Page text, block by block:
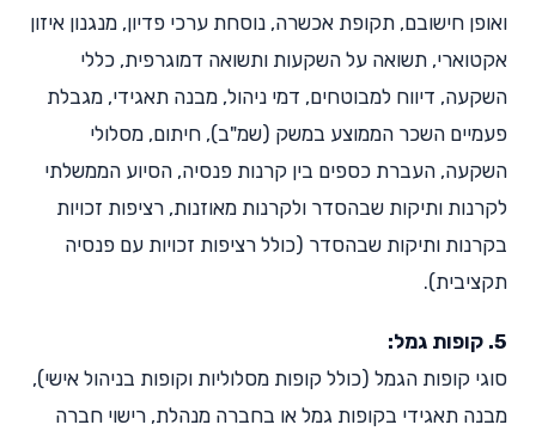
ואופן חישובם, תקופת אכשרה, נוסחת ערכי פדיון, מנגנון איזון
אקטוארי, תשואה על השקעות ותשואה דמוגרפית, כללי
השקעה, דיווח למבוטחים, דמי ניהול, מבנה תאגידי, מגבלת
פעמיים השכר הממוצע במשק (שמ"ב), חיתום, מסלולי
השקעה, העברת כספים בין קרנות פנסיה, הסיוע הממשלתי
לקרנות ותיקות שבהסדר ולקרנות מאוזנות, רציפות זכויות
בקרנות ותיקות שבהסדר (כולל רציפות זכויות עם פנסיה
תקציבית).
5. קופות גמל:
סוגי קופות הגמל (כולל קופות מסלוליות וקופות בניהול אישי),
מבנה תאגידי בקופות גמל או בחברה מנהלת, רישוי חברה